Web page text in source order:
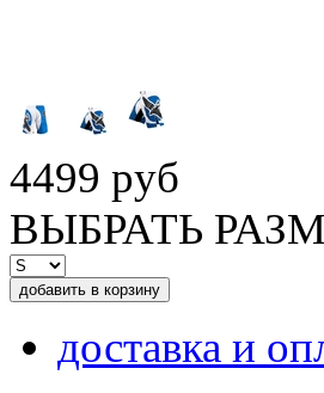
4499 руб
ВЫБРАТЬ
доставка и